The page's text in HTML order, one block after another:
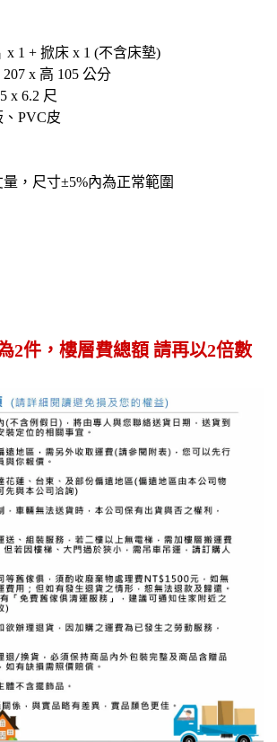
x 1 + 掀床 x 1 (不含床墊)
x 高 105 公分
x 6.2 尺
PVC皮
，尺寸±5%內為正常範圍
2件，樓層費總額 請再以2倍數